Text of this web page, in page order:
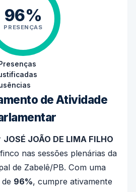
96%
PRESENÇAS
de Atividade
JOSÉ JOÃO DE LIMA FILHO
nas sessões plenárias da
de Zabelê/PB. Com uma
96%, cumpre ativamente